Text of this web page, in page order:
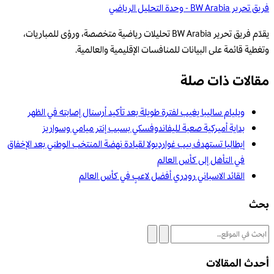
فريق تحرير BW Arabia - وحدة التحليل الرياضي
يقدّم فريق تحرير BW Arabia تحليلات رياضية متخصصة، ورؤى للمباريات،
وتغطية قائمة على البيانات للمنافسات الإقليمية والعالمية.
مقالات ذات صلة
ويليام ساليبا يغيب لفترة طويلة بعد تأكيد أرسنال إصابته في الظهر
بداية أميركية صعبة لليفاندوفسكي بسبب إنتر ميامي وسواريز
إيطاليا تستهدف بيب غوارديولا لقيادة نهضة المنتخب الوطني بعد الإخفاق
في التأهل إلى كأس العالم
القائد الاسباني رودري أفضل لاعبٍ في كأس العالم
بحث
أحدث المقالات